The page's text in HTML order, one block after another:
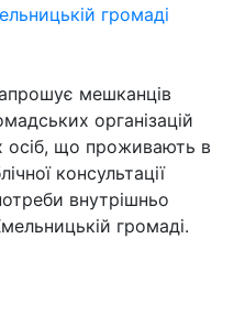
громаді
мешканців
організацій
осіб, що проживають в
консультації
внутрішньо
громаді.